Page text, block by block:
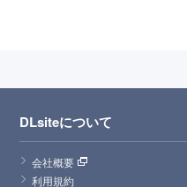
DLsiteについて
会社概要
利用規約